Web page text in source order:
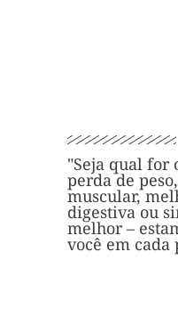
"Seja qual for
perda de
muscular,
digestiva ou
melhor –
você em cada